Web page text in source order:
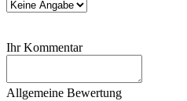
Ihr Kommentar
Allgemeine Bewertung